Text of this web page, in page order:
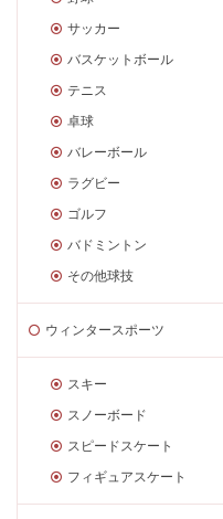
サッカー
バスケットボール
テニス
卓球
バレーボール
ラグビー
ゴルフ
バドミントン
その他球技
ウィンタースポーツ
スキー
スノーボード
スピードスケート
フィギュアスケート